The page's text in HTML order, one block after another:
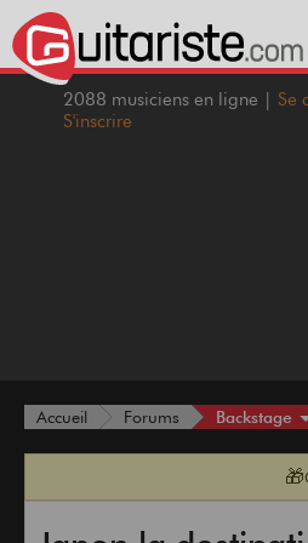
2088 musiciens en ligne | Se
S'inscrire
Accueil Forums Backstage
🎁